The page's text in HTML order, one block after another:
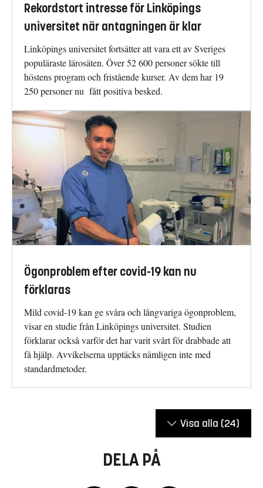
Rekordstort intresse för Linköpings
universitet när antagningen är klar
Linköpings universitet fortsätter att vara ett av Sveriges
populäraste lärosäten. Över 52 600 personer sökte till
höstens program och fristående kurser. Av dem har 19
250 personer nu fått positiva besked.
Ögonproblem efter covid-19 kan nu
förklaras
Mild covid-19 kan ge svåra och långvariga ögonproblem,
visar en studie från Linköpings universitet. Studien
förklarar också varför det har varit svårt för drabbade att
få hjälp. Avvikelserna upptäcks nämligen inte med
standardmetoder.
Visa alla (24)
DELA PÅ